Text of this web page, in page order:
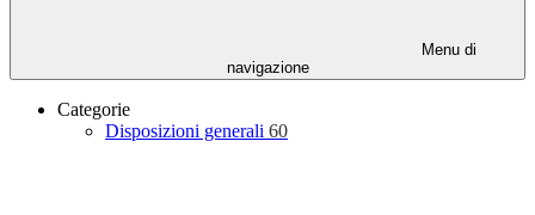
Menu di
navigazione
Categorie
Disposizioni generali 60